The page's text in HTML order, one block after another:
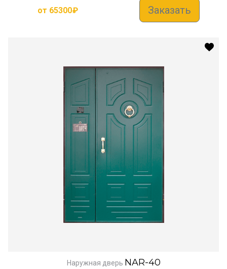
от 65300₽ Заказать
Наружная дверь NAR-40